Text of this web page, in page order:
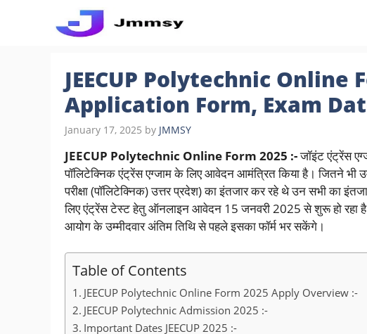
JEECUP Polytechnic Online
Application Form, Exam
January 17, 2025 by JMMSY
JEECUP Polytechnic Online Form 2025 :-जॉइंट एंट्रेंस
पॉलिटेक्निक एंट्रेंस एग्जाम के लिए आवेदन आमंत्रित किया है। जितने भी
परीक्षा (पॉलिटेक्निक) उत्तर प्रदेश) का इंतजार कर रहे थे उन सभी का
लिए एंट्रेंस टेस्ट हेतु ऑनलाइन आवेदन 15 जनवरी 2025 से शुरू हो
आयोग के उम्मीदवार अंतिम तिथि से पहले इसका फॉर्म भर सकेंगे।
Table of Contents
JEECUP Polytechnic Online Form 2025 Apply Overview :-
JEECUP Polytechnic Admission 2025 :-
Important Dates JEECUP 2025 :-